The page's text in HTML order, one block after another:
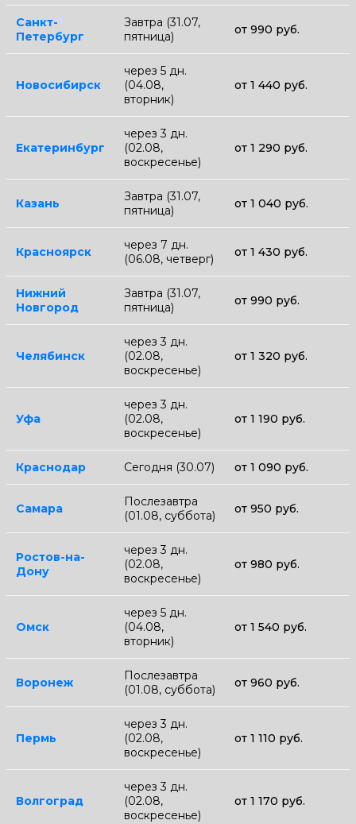
Санкт-
Петербург
Завтра (31.07,
пятница)
от 990 руб.
Новосибирск
через 5 дн.
(04.08,
вторник)
от 1 440 руб.
Екатеринбург
через 3 дн.
(02.08,
воскресенье)
от 1 290 руб.
Казань
Завтра (31.07,
пятница)
от 1 040 руб.
Красноярск
через 7 дн.
(06.08, четверг)
от 1 430 руб.
Нижний
Новгород
Завтра (31.07,
пятница)
от 990 руб.
Челябинск
через 3 дн.
(02.08,
воскресенье)
от 1 320 руб.
Уфа
через 3 дн.
(02.08,
воскресенье)
от 1 190 руб.
Краснодар Сегодня (30.07) от 1 090 руб.
Самара
Послезавтра
(01.08, суббота)
от 950 руб.
Ростов-на-
Дону
через 3 дн.
(02.08,
воскресенье)
от 980 руб.
Омск
через 5 дн.
(04.08,
вторник)
от 1 540 руб.
Воронеж
Послезавтра
(01.08, суббота)
от 960 руб.
Пермь
через 3 дн.
(02.08,
воскресенье)
от 1 110 руб.
Волгоград
через 3 дн.
(02.08,
воскресенье)
от 1 170 руб.